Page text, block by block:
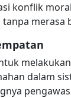
konflik
merasa
dalam